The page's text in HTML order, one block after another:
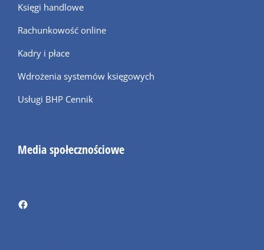
Księgi handlowe
Rachunkowość online
Kadry i płace
Wdrożenia systemów księgowych
Usługi BHP Cennik
Media społecznościowe